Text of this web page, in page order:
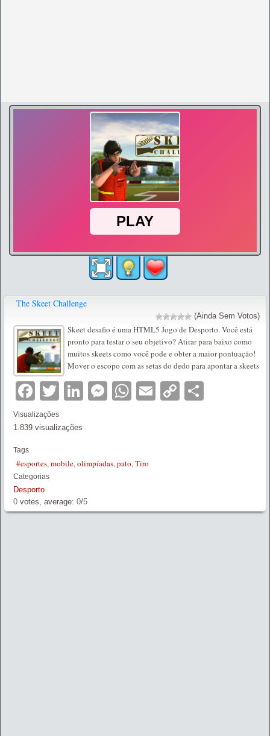
The Skeet Challenge
(Ainda Sem Votos)
Skeet desafio é uma HTML5 Jogo de Desporto. Você está
pronto para testar o seu objetivo? Atirar para baixo como
muitos skeets como você pode e obter a maior pontuação!
Mover o escopo com as setas do dedo para apontar a skeets
Facebook
TwitterLinkedIn
Messenger
WhatsApp
EmailCopy
Visualizações
1.839 visualizações
Tags
#esportes,mobile,olimpíadas,pato,Tiro
Categorias
Desporto
0 votes, average: 0/5